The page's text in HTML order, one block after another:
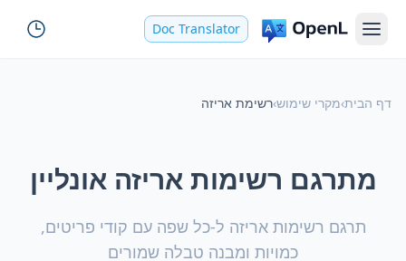
Doc Translator
דף הבית›מקרי שימוש›רשימת אריזה
מתרגם רשימות אריזה אונליין
תרגם רשימות אריזה ל-כל שפה עם קודי פריטים,
כמויות ומבנה טבלה שמורים